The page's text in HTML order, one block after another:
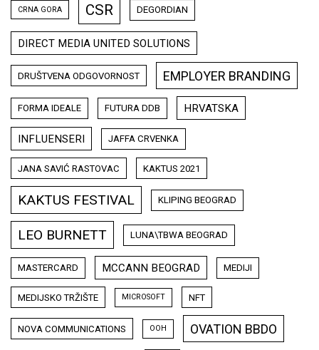
CRNA GORA CSR DEGORDIAN
DIRECT MEDIA UNITED SOLUTIONS
DRUŠTVENA ODGOVORNOST EMPLOYER BRANDING
FORMA IDEALE FUTURA DDB HRVATSKA
INFLUENSERI JAFFA CRVENKA
JANA SAVIĆ RASTOVAC KAKTUS 2021
KAKTUS FESTIVAL KLIPING BEOGRAD
LEO BURNETT LUNA\TBWA BEOGRAD
MASTERCARD MCCANN BEOGRAD MEDIJI
MEDIJSKO TRŽIŠTE MICROSOFT NFT
NOVA COMMUNICATIONS OOH OVATION BBDO